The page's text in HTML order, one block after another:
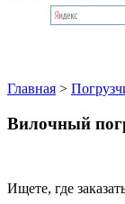
Главная >
Вилочный
Ищете, где